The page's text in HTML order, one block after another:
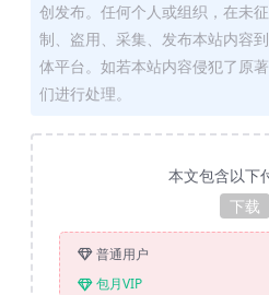
创发布。任何个人或组织，在未
制、盗用、采集、发布本站内容
体平台。如若本站内容侵犯了原
们进行处理。
本文包含以下
下载
普通用户
包月VIP